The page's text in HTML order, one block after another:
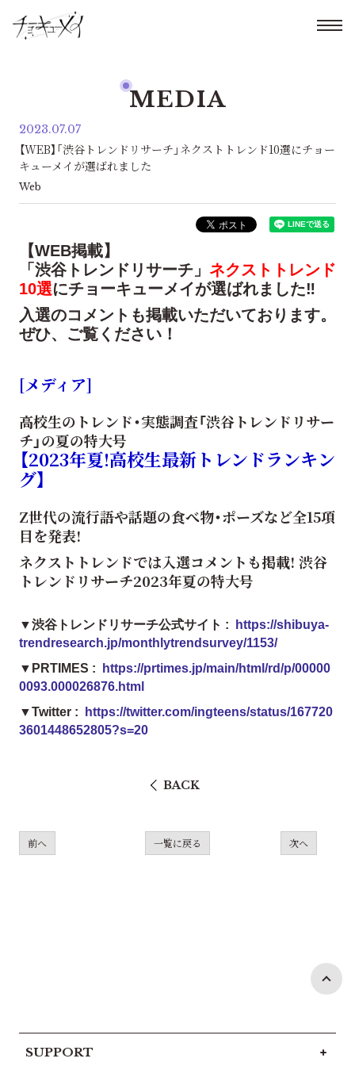
MEDIA
2023.07.07
【WEB】「渋谷トレンドリサーチ」ネクストトレンド10選にチョー
キューメイが選ばれました
Web
【WEB掲載】
「渋谷トレンドリサーチ」 ネクストトレンド
10選にチョーキューメイが選ばれました‼
入選のコメントも掲載いただいております。
ぜひ、ご覧ください！
[メディア]
高校生のトレンド・実態調査「渋谷トレンドリサー
チ」の夏の特大号
【2023年夏!高校生最新トレンドランキン
グ】
Z世代の流行語や話題の食べ物・ポーズなど全15項
目を発表!
ネクストトレンドでは入選コメントも掲載! 渋谷
トレンドリサーチ2023年夏の特大号
▼渋谷トレンドリサーチ公式サイト :
https://shibuya-
trendresearch.jp/monthlytrendsurvey/1153/
▼PRTIMES :
https://prtimes.jp/main/html/rd/p/00000
0093.000026876.html
▼Twitter :
https://twitter.com/ingteens/status/167720
3601448652805?s=20
BACK
前へ 一覧に戻る 次へ
SUPPORT